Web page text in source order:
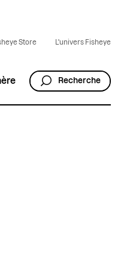
Store L'univers Fisheye
Recherche